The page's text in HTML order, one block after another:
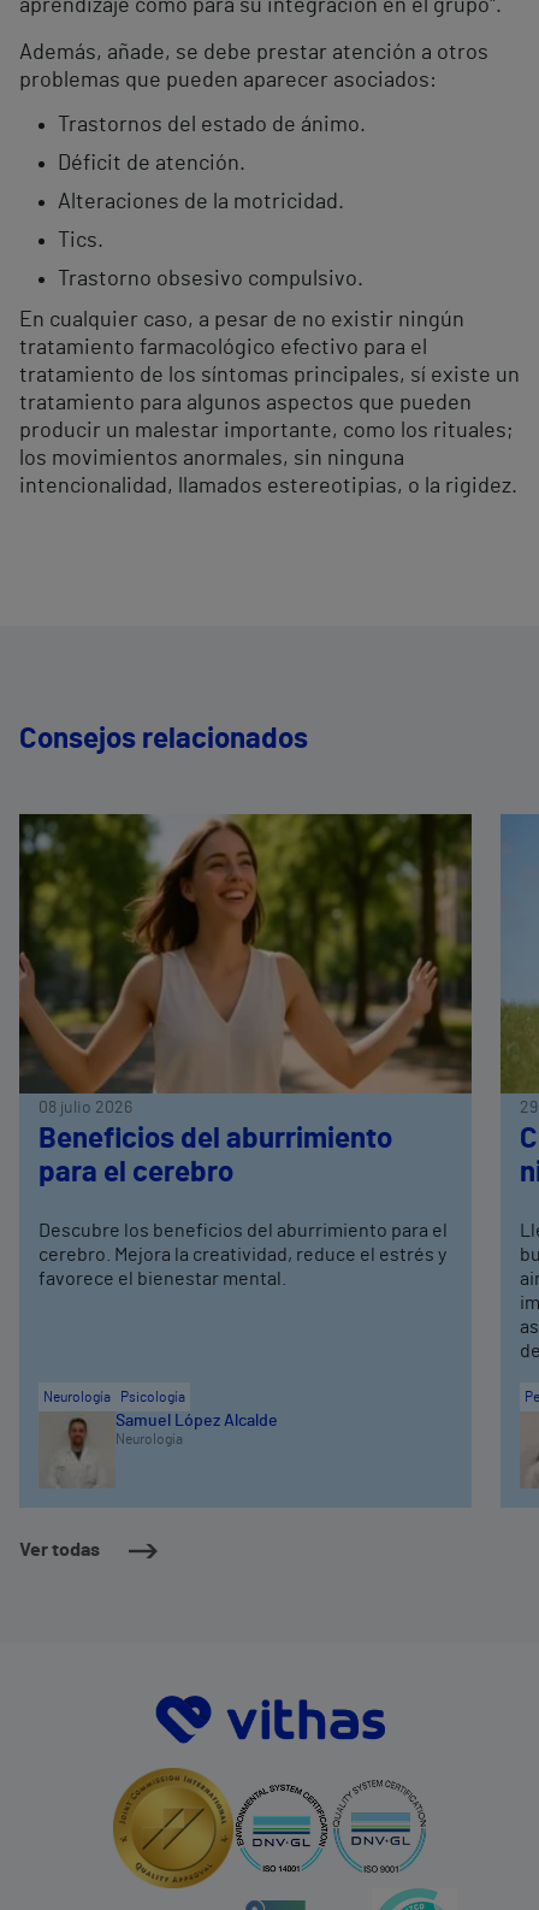
aprendizaje como para su integración en el grupo".
Además, añade, se debe prestar atención a otros
problemas que pueden aparecer asociados:
Trastornos del estado de ánimo.
Déficit de atención.
Alteraciones de la motricidad.
Tics.
Trastorno obsesivo compulsivo.
En cualquier caso, a pesar de no existir ningún
tratamiento farmacológico efectivo para el
tratamiento de los síntomas principales, sí existe un
tratamiento para algunos aspectos que pueden
producir un malestar importante, como los rituales;
los movimientos anormales, sin ninguna
intencionalidad, llamados estereotipias, o la rigidez.
Consejos relacionados
Ver todas
08 julio 2026
Beneficios del aburrimiento
para el cerebro
Descubre los beneficios del aburrimiento para el
cerebro. Mejora la creatividad, reduce el estrés y
favorece el bienestar mental.
Neurología Psicología
Samuel López Alcalde
Neurología